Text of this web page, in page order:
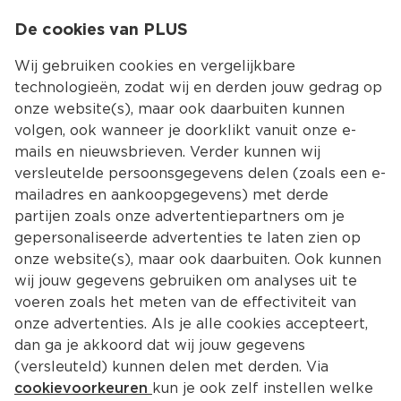
Kies jouw
Terug Producten
De cookies van PLUS
Wij gebruiken cookies en vergelijkbare
technologieën, zodat wij en derden jouw gedrag op
onze website(s), maar ook daarbuiten kunnen
volgen, ook wanneer je doorklikt vanuit onze e-
mails en nieuwsbrieven. Verder kunnen wij
versleutelde persoonsgegevens delen (zoals een e-
mailadres en aankoopgegevens) met derde
partijen zoals onze advertentiepartners om je
gepersonaliseerde advertenties te laten zien op
onze website(s), maar ook daarbuiten. Ook kunnen
wij jouw gegevens gebruiken om analyses uit te
voeren zoals het meten van de effectiviteit van
onze advertenties. Als je alle cookies accepteert,
dan ga je akkoord dat wij jouw gegevens
(versleuteld) kunnen delen met derden. Via
cookievoorkeuren kun je ook zelf instellen welke